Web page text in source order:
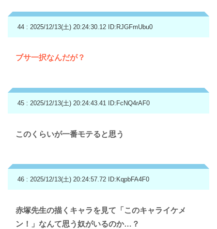
44 : 2025/12/13(土) 20:24:30.12 ID:RJGFmUbu0
ブサ一択なんだが？
45 : 2025/12/13(土) 20:24:43.41 ID:FcNQ4rAF0
このくらいが一番モテると思う
46 : 2025/12/13(土) 20:24:57.72 ID:KqpbFA4F0
赤塚先生の描くキャラを見て「このキャライケメ
ン！」なんて思う奴がいるのか…？